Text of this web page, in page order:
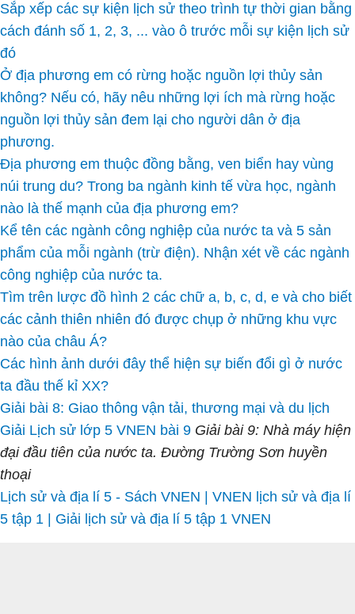
Sắp xếp các sự kiện lịch sử theo trình tự thời gian bằng
cách đánh số 1, 2, 3, ... vào ô trước mỗi sự kiện lịch sử
đó
Ở địa phương em có rừng hoặc nguồn lợi thủy sản
không? Nếu có, hãy nêu những lợi ích mà rừng hoặc
nguồn lợi thủy sản đem lại cho người dân ở địa
phương.
Địa phương em thuộc đồng bằng, ven biển hay vùng
núi trung du? Trong ba ngành kinh tế vừa học, ngành
nào là thế mạnh của địa phương em?
Kể tên các ngành công nghiệp của nước ta và 5 sản
phẩm của mỗi ngành (trừ điện). Nhận xét về các ngành
công nghiệp của nước ta.
Tìm trên lược đồ hình 2 các chữ a, b, c, d, e và cho biết
các cảnh thiên nhiên đó được chụp ở những khu vực
nào của châu Á?
Các hình ảnh dưới đây thể hiện sự biến đổi gì ở nước
ta đầu thế kỉ XX?
Giải bài 8: Giao thông vận tải, thương mại và du lịch
Giải Lịch sử lớp 5 VNEN bài 9 Giải bài 9: Nhà máy hiện
đại đầu tiên của nước ta. Đường Trường Sơn huyền
thoại
Lịch sử và địa lí 5 - Sách VNEN | VNEN lịch sử và địa lí
5 tập 1 | Giải lịch sử và địa lí 5 tập 1 VNEN